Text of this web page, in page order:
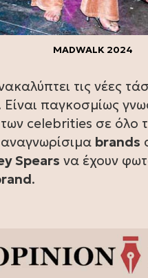
MADWALK 2024
τις νέες
παγκοσμίως
των celebrities σε όλο
brands
Spears να έχουν
.